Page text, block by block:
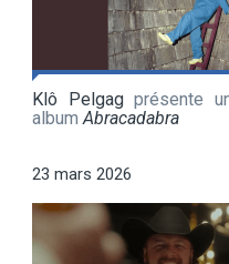
Klô Pelgagprésente
album Abracadabra
23 mars 2026